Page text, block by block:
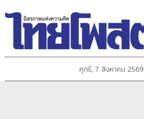
ศุกร์, 7 สิงหาคม 2569